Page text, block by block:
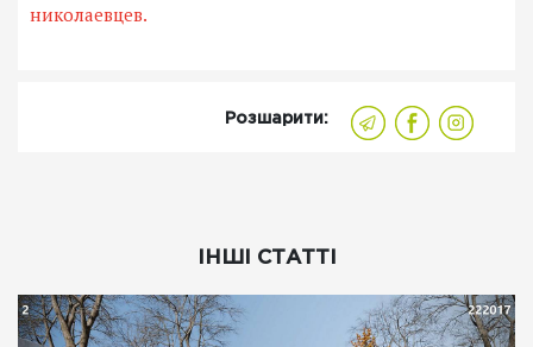
николаевцев.
Розшарити:
ІНШІ СТАТТІ